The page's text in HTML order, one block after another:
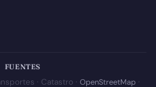
FUENTES
· Catastro · OpenStreetMap·